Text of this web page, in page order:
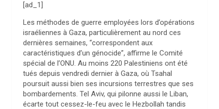
[ad_1]
Les méthodes de guerre employées lors d’opérations
israéliennes à Gaza, particulièrement au nord ces
dernières semaines, “correspondent aux
caractéristiques d’un génocide”, affirme le Comité
spécial de l’ONU. Au moins 220 Palestiniens ont été
tués depuis vendredi dernier à Gaza, où Tsahal
poursuit aussi bien ses incursions terrestres que ses
bombardements. Tel Aviv, qui pilonne aussi le Liban,
écarte tout cessez-le-feu avec le Hezbollah tandis